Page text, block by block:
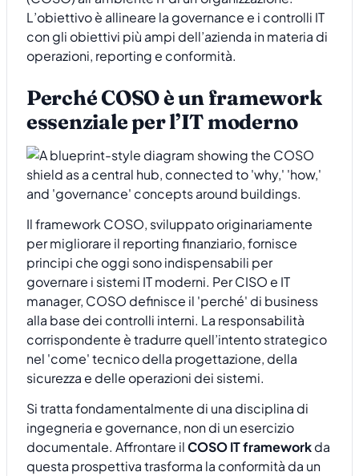
L’obiettivo è allineare la governance e i controlli IT
con gli obiettivi più ampi dell’azienda in materia di
operazioni, reporting e conformità.
Perché COSO è un framework
essenziale per l’IT moderno
Il framework COSO, sviluppato originariamente
per migliorare il reporting finanziario, fornisce
principi che oggi sono indispensabili per
governare i sistemi IT moderni. Per CISO e IT
manager, COSO definisce il 'perché' di business
alla base dei controlli interni. La responsabilità
corrispondente è tradurre quell’intento strategico
nel 'come' tecnico della progettazione, della
sicurezza e delle operazioni dei sistemi.
Si tratta fondamentalmente di una disciplina di
ingegneria e governance, non di un esercizio
documentale. Affrontare ilCOSO IT frameworkda
questa prospettiva trasforma la conformità da un